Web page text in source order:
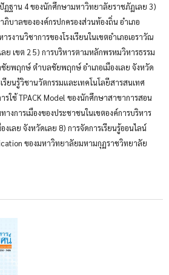
ฏฐาน 4 ของนักศึกษามหาวิทยาลัยราชภัฏเลย 3)
ภิบาลขององค์กรปกครองส่วนท้องถิ่น อำเภอ
รงานวิชาการของโรงเรียนในเขตอำเภอเอราวัณ
ย เขต 2 5) การบริหารตามหลักพรหมวิหารธรรม
ยพฤกษ์ ตำบลชัยพฤกษ์ อำเภอเมืองเลย จังหวัด
รียนรู้วิชานวัตกรรมและเทคโนโลยีสารสนเทศ
รใช้ TPACK Model ของนักศึกษาสาขาการสอน
งการเมืองของประชาชนในเขตองค์การบริหาร
เลย จังหวัดเลย 8) การจัดการเรียนรู้ออนไลน์
ของมหาวิทยาลัยมหามกุฏราชวิทยาลัย